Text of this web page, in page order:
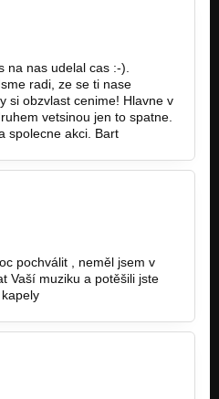
neúspěch
neúspěch
neúspěch
neúspěch
neúspěch
na nas udelal cas :-).
radi, ze se ti nase
si obzvlast cenime! Hlavne v
vetsinou jen to spatne.
spolecne akci. Bart
pochválit , neměl jsem v
Vaší muziku a potěšili jste